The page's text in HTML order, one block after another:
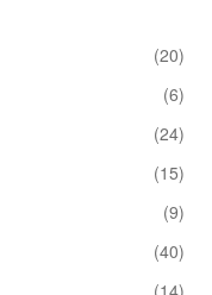
(20)
(6)
(24)
(15)
(9)
(40)
(14)